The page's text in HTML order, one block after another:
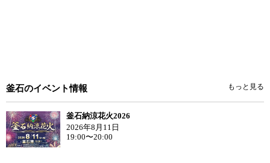
釜石のイベント情報 もっと見る
釜石納涼花火2026
2026年8月11日
19:00〜20:00